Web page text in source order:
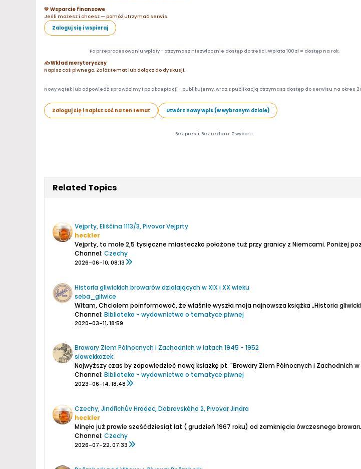
💛 Wsparcie finansowe
Jeśli możesz i chcesz — pomóż utrzymać serwis.
Zaloguj się i wspieraj
Po przeprocesowaniu wpłaty - otrzymasz niezwłocznie dostęp do treści. Wpłata 100 zł = dostęp na rok.
✍️ Wkład merytoryczny
Napisz coś piwnego. Załóż temat lub dołącz do dyskusji.
Nowy wątek lub odpowiedź sprawdzimy i po akceptacji - publikujemy, wraz z publikacją otrzymasz dostęp do serwisu na okres
Zaloguj się i napisz coś na ten temat Utwórz nowy wpis (w wybranym dziale)
Bez presji. Bez reklam. Z wyboru.
Related Topics
Vejprty, Eliščina 1113/3, Pivovar Vejprty
heckler
Vejprty, to małe 2,5 tysięczne miasteczko położone tuż przy granicy z Niemcami. Poniżej
Channel: Czechy
2026-06-10, 08:13
Historia gliwickich browarów działających w XIX i XX wieku
seba_gliwice
Witam,Chciałem poinformować, że właśnie wyszła moja najnowsza książka „Historia gliwickich browarów działających w XIX i XX
Channel: Biblioteka - wydawnictwa o tematyce piwnej
2020-03-11, 18:59
Browary Ziem Północnych i Zachodnich w latach 1945 - 1952
slawekkazek
Channel: Biblioteka - wydawnictwa o tematyce piwnej
2023-06-14, 18:48
Czechy, Jindřichův Hradec, Dobrovského 2, Pivovar Jindra
heckler
Minęło już prawie sześćdziesiąt lat ( grudzień 1967 roku) od zamknięcia ówczesnego
Channel: Czechy
2026-07-22, 07:33